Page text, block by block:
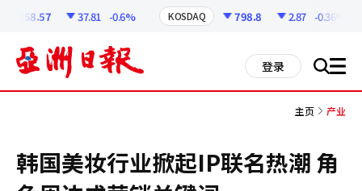
6258.57 37.81 -0.6% KOSDAQ 798.8 2.87 -0.36%
登录 搜 all
主页 产业
韩国美妆行业掀起IP联名热潮 角